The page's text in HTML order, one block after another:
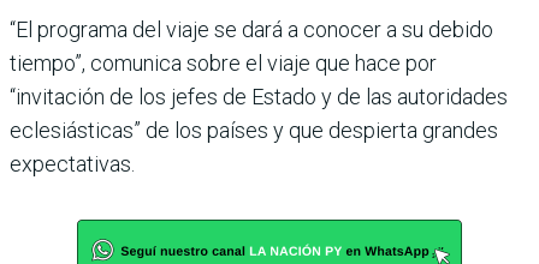
“El programa del viaje se dará a conocer a su debido
tiempo”, comunica sobre el viaje que hace por
“invitación de los jefes de Estado y de las autoridades
eclesiásticas” de los países y que despierta grandes
expectativas.